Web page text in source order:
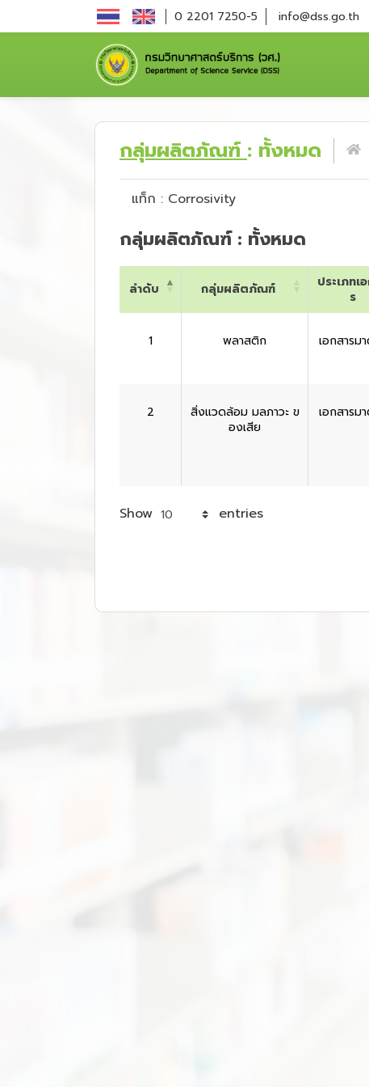
0 2201 7250-5 info@dss.go.th
กลุ่มผลิตภัณฑ์ : ทั้งหมด
แท็ก : Corrosivity
กลุ่มผลิตภัณฑ์ : ทั้งหมด
ลำดับ กลุ่มผลิตภัณฑ์
ประเภทเ
ร
ร
1 พลาสติก เอกสารม
2
สิ่งแวดล้อม มลภาวะ ข
องเสีย
เอกสารม
Show entries